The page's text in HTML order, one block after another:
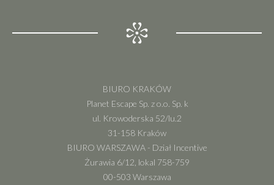
BIURO KRAKÓW
Planet Escape Sp. z o.o. Sp. k
ul. Krowoderska 52/lu.2
31-158 Kraków
BIURO WARSZAWA - Dział Incentive
Żurawia 6/12, lokal 758-759
00-503 Warszawa